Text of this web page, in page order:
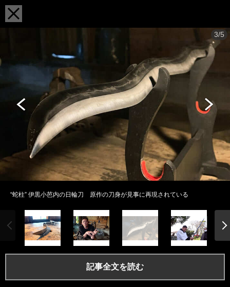
3/5
“蛇柱” 伊黒小芭内の日輪刀 原作の刀身が見事に再現されている
記事全文を読む